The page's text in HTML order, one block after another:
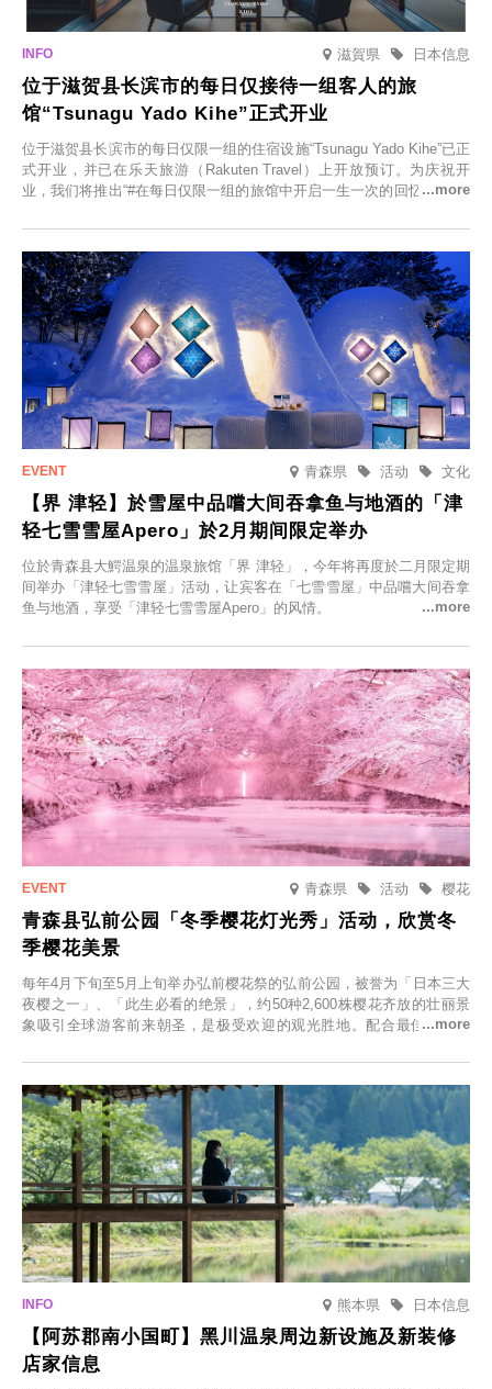
滋賀県 日本信息
位于滋贺县长滨市的每日仅接待一组客人的旅
馆“Tsunagu Yado Kihe”正式开业
位于滋贺县长滨市的每日仅限一组的住宿设施“Tsunagu Yado Kihe”已正
式开业，并已在乐天旅游（Rakuten Travel）上开放预订。为庆祝开
业，我们将推出“#在每日仅限一组的旅馆中开启一生一次的回忆之旅”活
在此与重要之人共度一段难忘的特别时光。
青森県 文化
活动
【界 津轻】於雪屋中品嚐大间吞拿鱼与地酒的「津
轻七雪雪屋Apero」於2月期间限定举办
位於青森县大鰐温泉的温泉旅馆「界 津轻」，今年将再度於二月限定期
间举办「津轻七雪雪屋」活动，让宾客在「七雪雪屋」中品嚐大间吞拿
鱼与地酒，享受「津轻七雪雪屋Apero」的风情。
青森県 樱花
活动
青森县弘前公园「冬季樱花灯光秀」活动，欣赏冬
季樱花美景
每年4月下旬至5月上旬举办弘前樱花祭的弘前公园，被誉为「日本三大
夜樱之一」、「此生必看的绝景」，约50种2,600株樱花齐放的壮丽景
象吸引全球游客前来朝圣，是极受欢迎的观光胜地。配合最佳观雪时
「冬季樱花灯光秀」。
熊本県 日本信息
【阿苏郡南小国町】黑川温泉周边新设施及新装修
店家信息